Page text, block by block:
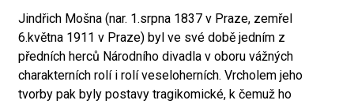
Jindřich Mošna (nar. 1.srpna 1837 v Praze, zemřel
6.května 1911 v Praze) byl ve své době jedním z
předních herců Národního divadla v oboru vážných
charakterních rolí i rolí veseloherních. Vrcholem jeho
tvorby pak byly postavy tragikomické, k čemuž ho